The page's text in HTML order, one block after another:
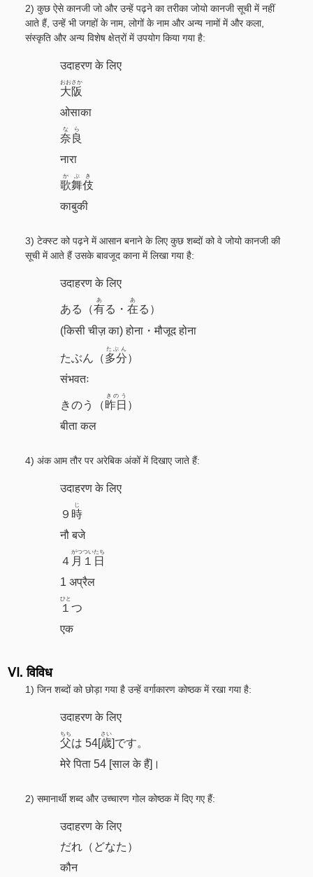
2) कुछ ऐसे कानजी जो और उन्हें पढ़ने का तरीका जोयो कानजी सूची में नहीं
आते हैं, उन्हें भी जगहों के नाम, लोगों के नाम और अन्य नामों में और कला,
संस्कृति और अन्य विशेष क्षेत्रों में उपयोग किया गया है:
उदाहरण के लिए
大阪
おおさか
ओसाका
奈良
なら
नारा
歌舞伎
かぶき
काबुकी
3) टेक्स्ट को पढ़ने में आसान बनाने के लिए कुछ शब्दों को वे जोयो कानजी की
सूची में आते हैं उसके बावजूद काना में लिखा गया है:
उदाहरण के लिए
ある（有
あ
る・在
あ
る）
(किसी चीज़ का) होना・मौजूद होना
たぶん（多分
たぶん
）
संभवतः
きのう（昨日
きのう
）
बीता कल
4) अंक आम तौर पर अरेबिक अंकों में दिखाए जाते हैं:
उदाहरण के लिए
９ 時
じ
नौ बजे
４ 月
がつ
１日
ついたち
1 अप्रैल
１
ひと
つ
एक
Ⅵ. विविध
1) जिन शब्दों को छोड़ा गया है उन्हें वर्गाकारण कोष्ठक में रखा गया है:
उदाहरण के लिए
父
ちち
は 54[歳
さい
]です。
मेरे पिता 54 [साल के हैं]।
2) समानार्थी शब्द और उच्चारण गोल कोष्ठक में दिए गए हैं:
उदाहरण के लिए
だれ（どなた）
कौन